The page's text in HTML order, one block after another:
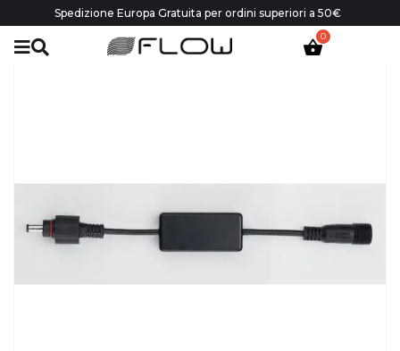
Spedizione Europa Gratuita per ordini superiori a 50€